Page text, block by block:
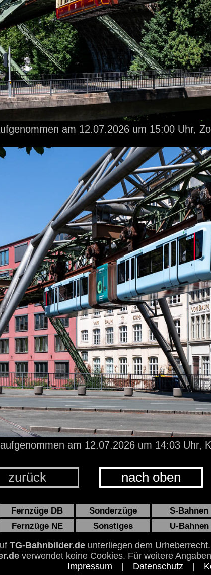
am 12.07.2026 um 15:00 Uhr,
am 12.07.2026 um 14:03 Uhr,
zurück nach oben
Fernzüge DB Sonderzüge S-Bahnen
Fernzüge NE Sonstiges U-Bahnen
TG-Bahnbilder.deunterliegen dem
verwendet keine Cookies. Für weitere
Impressum
Datenschutz